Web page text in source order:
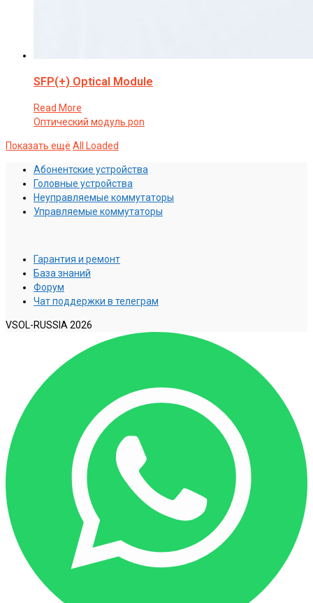
SFP(+) Optical Module
Read More
Оптический модуль pon
Показать ещё All Loaded
Абонентские устройства
Головные устройства
Неуправляемые коммутаторы
Управляемые коммутаторы
Гарантия и ремонт
База знаний
Форум
Чат поддержки в телеграм
VSOL-RUSSIA 2026